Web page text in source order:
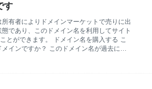
す
有者によりドメインマーケットで売りに出
であり、このドメイン名を利用してサイト
とができます。 ドメイン名を購入する こ
インですか？ このドメイン名が過去にど
うなツールで調べることができます。 推定
内における過去の検索エンジンからの集
インで運営されていたサイトのスナップ